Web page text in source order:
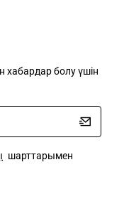
болу үшін
шарттарымен